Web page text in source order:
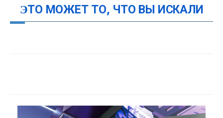
ЭТО МОЖЕТ ТО, ЧТО ВЫ ИСКАЛИ